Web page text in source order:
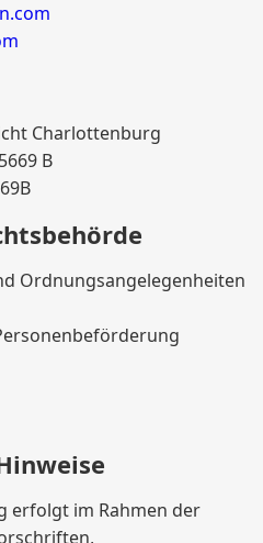
Charlottenburg
B
Ordnungsangelegenheiten
erfolgt im Rahmen der